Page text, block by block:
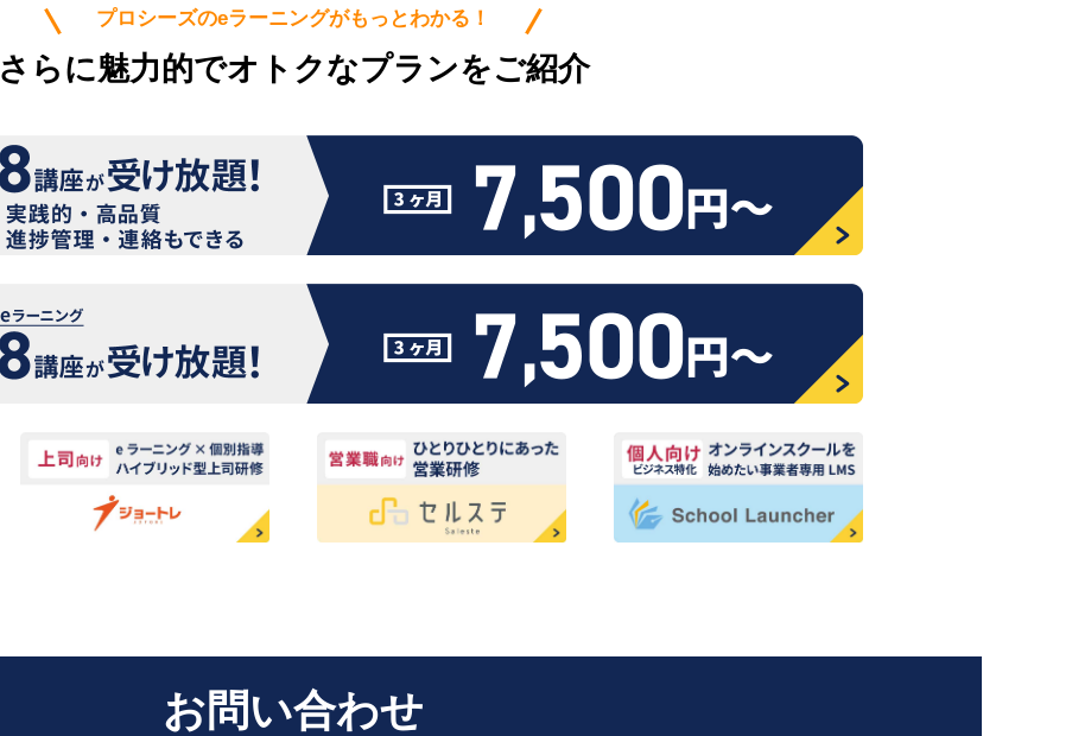
プロシーズのeラーニングがもっとわかる！
さらに魅力的でオトクなプランをご紹介
お問い合わせ